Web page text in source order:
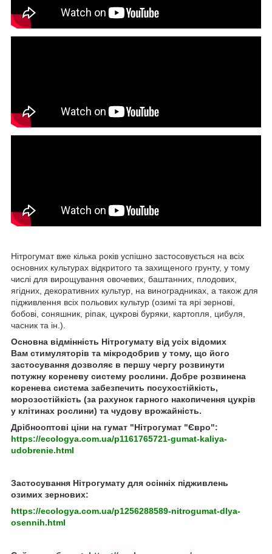
Нітрогумат вже кілька років успішно застосовується на всіх
основних культурах відкритого та захищеного грунту, у тому
числі для вирощування овочевих, баштанних, плодових,
ягідних, декоративних культур, на виноградниках, а також для
підживлення всіх польових культур (озимі та ярі зернові,
бобові, соняшник, ріпак, цукрові буряки, картопля, цибуля,
часник та ін.).
Основна відмінність Нітрогумату від усіх відомих
Вам стимуляторів та мікродобрив у тому, що його
застосування дозволяє в першу чергу розвинути
потужну кореневу систему рослини. Добре розвинена
коренева система забезпечить посухостійкість,
морозостійкість (за рахунок гарного накопичення цукрів
у клітинах рослини) та чудову врожайність.
Дрібнооптові ціни на гумат "Нітрогумат "Євро":
https://ecologya.com.ua/p1161765721-gumat-kaliya-
udobrenie.html
Застосування Нітрогумату для осінніх підживлень
озимих зернових:
https://ecologya.com.ua/p1256288589-nitrogumat-dlya-
osennih.html